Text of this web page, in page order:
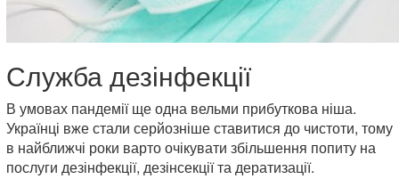
Служба дезінфекції
В умовах пандемії ще одна вельми прибуткова ніша.
Українці вже стали серйозніше ставитися до чистоти, тому
в найближчі роки варто очікувати збільшення попиту на
послуги дезінфекції, дезінсекції та дератизації.